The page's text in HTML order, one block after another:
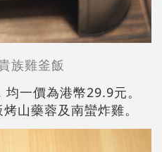
族雞釜飯
一價為港幣29.9元。
山藥蓉及南蠻炸雞。